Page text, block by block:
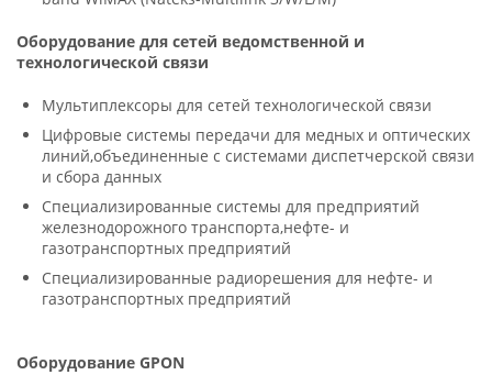
Оборудование для сетей ведомственной и
технологической связи
Мультиплексоры для сетей технологической связи
Цифровые системы передачи для медных и оптических
линий,объединенные с системами диспетчерской связи
и сбора данных
Специализированные системы для предприятий
железнодорожного транспорта,нефте- и
газотранспортных предприятий
Специализированные радиорешения для нефте- и
газотранспортных предприятий
Оборудование GPON